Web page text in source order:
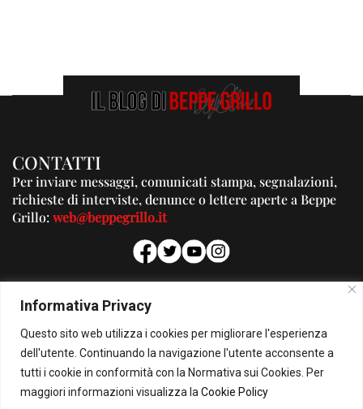
Informativa Privacy
Questo sito web utilizza i cookies per migliorare l'esperienza
dell'utente. Continuando la navigazione l'utente acconsente a
tutti i cookie in conformità con la Normativa sui Cookies. Per
maggiori informazioni visualizza la Cookie Policy
CONTATTI
Per inviare messaggi, comunicati stampa, segnalazioni,
richieste di interviste, denunce o lettere aperte a Beppe
Grillo:web@beppegrillo.it
PUBBLICITA'
Per la tua pubblicità su questo Blog:
pubblicita@beppegrillo.it